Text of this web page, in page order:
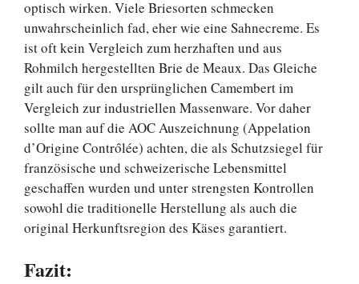
optisch wirken. Viele Briesorten schmecken
unwahrscheinlich fad, eher wie eine Sahnecreme. Es
ist oft kein Vergleich zum herzhaften und aus
Rohmilch hergestellten Brie de Meaux. Das Gleiche
gilt auch für den ursprünglichen Camembert im
Vergleich zur industriellen Massenware. Vor daher
sollte man auf die AOC Auszeichnung (Appelation
d’Origine Contrȏlée) achten, die als Schutzsiegel für
französische und schweizerische Lebensmittel
geschaffen wurden und unter strengsten Kontrollen
sowohl die traditionelle Herstellung als auch die
original Herkunftsregion des Käses garantiert.
Fazit: